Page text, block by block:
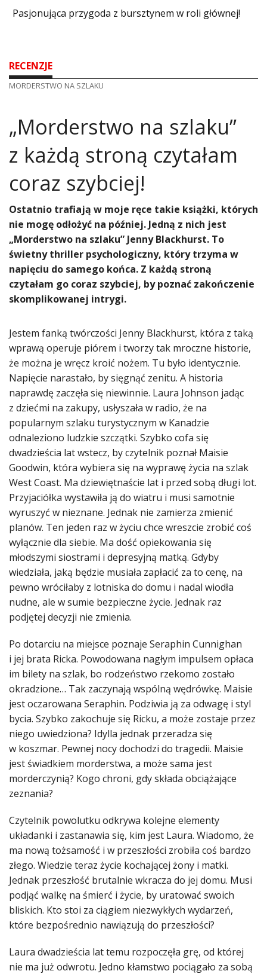
Pasjonująca przygoda z bursztynem w roli głównej!
RECENZJE
MORDERSTWO NA SZLAKU
​„Morderstwo na szlaku”
z każdą stroną czytałam
coraz szybciej!
Ostatnio trafiają w moje ręce takie książki, których
nie mogę odłożyć na później. Jedną z nich jest
„Morderstwo na szlaku” Jenny Blackhurst. To
świetny thriller psychologiczny, który trzyma w
napięciu do samego końca. Z każdą stroną
czytałam go coraz szybciej, by poznać zakończenie
skomplikowanej intrygi.
Jestem fanką twórczości Jenny Blackhurst, która z taką
wprawą operuje piórem i tworzy tak mroczne historie,
że można je wręcz kroić nożem. Tu było identycznie.
Napięcie narastało, by sięgnąć zenitu. A historia
naprawdę zaczęła się niewinnie. Laura Johnson jadąc
z dziećmi na zakupy, usłyszała w radio, że na
popularnym szlaku turystycznym w Kanadzie
odnaleziono ludzkie szczątki. Szybko cofa się
dwadzieścia lat wstecz, by czytelnik poznał Maisie
Goodwin, która wybiera się na wyprawę życia na szlak
West Coast. Ma dziewiętnaście lat i przed sobą długi lot.
Przyjaciółka wystawiła ją do wiatru i musi samotnie
wyruszyć w nieznane. Jednak nie zamierza zmienić
planów. Ten jeden raz w życiu chce wreszcie zrobić coś
wyłącznie dla siebie. Ma dość opiekowania się
młodszymi siostrami i depresyjną matką. Gdyby
wiedziała, jaką będzie musiała zapłacić za to cenę, na
pewno wróciłaby z lotniska do domu i nadal wiodła
nudne, ale w sumie bezpieczne życie. Jednak raz
podjętej decyzji nie zmienia.
Po dotarciu na miejsce poznaje Seraphin Cunnighan
i jej brata Ricka. Powodowana nagłym impulsem opłaca
im bilety na szlak, bo rodzeństwo rzekomo zostało
okradzione… Tak zaczynają wspólną wędrówkę. Maisie
jest oczarowana Seraphin. Podziwia ją za odwagę i styl
bycia. Szybko zakochuje się Ricku, a może zostaje przez
niego uwiedziona? Idylla jednak przeradza się
w koszmar. Pewnej nocy dochodzi do tragedii. Maisie
jest świadkiem morderstwa, a może sama jest
morderczynią? Kogo chroni, gdy składa obciążające
zeznania?
Czytelnik powolutku odkrywa kolejne elementy
układanki i zastanawia się, kim jest Laura. Wiadomo, że
ma nową tożsamość i w przeszłości zrobiła coś bardzo
złego. Wiedzie teraz życie kochającej żony i matki.
Jednak przeszłość brutalnie wkracza do jej domu. Musi
podjąć walkę na śmierć i życie, by uratować swoich
bliskich. Kto stoi za ciągiem niezwykłych wydarzeń,
które bezpośrednio nawiązują do przeszłości?
Laura dwadzieścia lat temu rozpoczęła grę, od której
nie ma już odwrotu. Jedno kłamstwo pociągało za sobą